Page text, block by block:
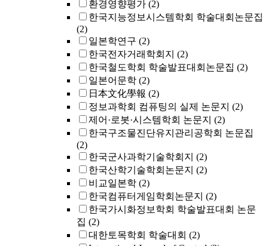
환경영향평가 (2)
한국지능정보시스템학회 학술대회논문집
(2)
일본학연구 (2)
한국전자거래학회지 (2)
한국철도학회 학술발표대회논문집 (2)
일본어문학 (2)
日本文化學報 (2)
정보과학회 컴퓨팅의 실제 논문지 (2)
제어·로봇·시스템학회 논문지 (2)
한국구조물진단유지관리공학회 논문집
(2)
한국군사과학기술학회지 (2)
한국산학기술학회논문지 (2)
비교일본학 (2)
한국컴퓨터게임학회논문지 (2)
한국가시화정보학회 학술발표대회 논문
집 (2)
대한토목학회 학술대회 (2)